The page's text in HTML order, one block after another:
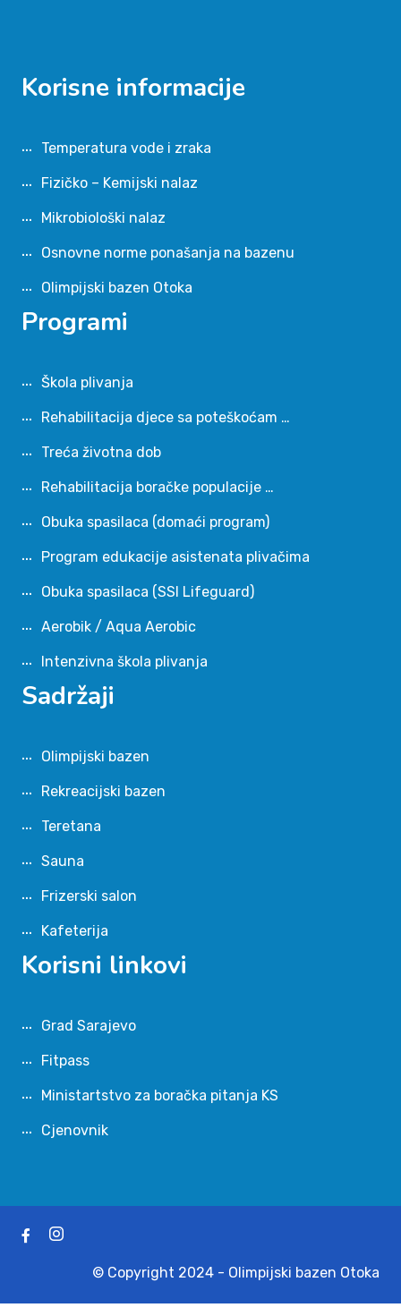
Korisne informacije
Temperatura vode i zraka
Fizičko – Kemijski nalaz
Mikrobiološki nalaz
Osnovne norme ponašanja na bazenu
Olimpijski bazen Otoka
Programi
Škola plivanja
Rehabilitacija djece sa poteškoćam …
Treća životna dob
Rehabilitacija boračke populacije …
Obuka spasilaca (domaći program)
Program edukacije asistenata plivačima
Obuka spasilaca (SSI Lifeguard)
Aerobik / Aqua Aerobic
Intenzivna škola plivanja
Sadržaji
Olimpijski bazen
Rekreacijski bazen
Teretana
Sauna
Frizerski salon
Kafeterija
Korisni linkovi
Grad Sarajevo
Fitpass
Ministartstvo za boračka pitanja KS
Cjenovnik
© Copyright 2024 - Olimpijski bazen Otoka